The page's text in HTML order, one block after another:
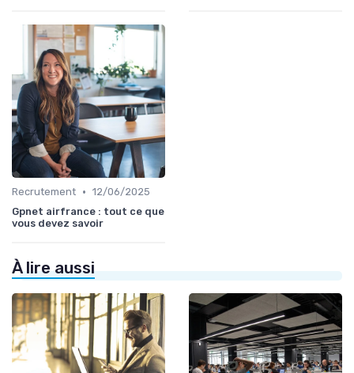
Recrutement • 12/06/2025
Gpnet airfrance : tout ce que
vous devez savoir
À lire aussi